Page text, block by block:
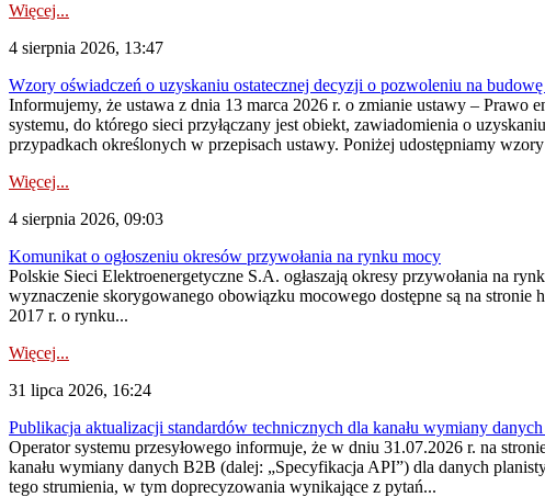
Więcej...
4 sierpnia 2026, 13:47
Wzory oświadczeń o uzyskaniu ostatecznej decyzji o pozwoleniu na
Informujemy, że ustawa z dnia 13 marca 2026 r. o zmianie ustawy –
systemu, do którego sieci przyłączany jest obiekt, zawiadomienia o
przypadkach określonych w przepisach ustawy. Poniżej udostępniamy
Więcej...
4 sierpnia 2026, 09:03
Komunikat o ogłoszeniu okresów przywołania na rynku mocy
Polskie Sieci Elektroenergetyczne S.A. ogłaszają okresy przywołania na
wyznaczenie skorygowanego obowiązku mocowego dostępne są na
2017 r. o rynku...
Więcej...
31 lipca 2026, 16:24
Publikacja aktualizacji standardów technicznych dla kanału wymiany
Operator systemu przesyłowego informuje, że w dniu 31.07.2026 r. na
kanału wymiany danych B2B (dalej: „Specyfikacja API”) dla danych
tego strumienia, w tym doprecyzowania wynikające z pytań...